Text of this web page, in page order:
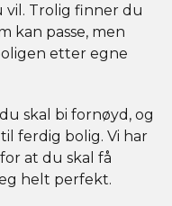
vil. Trolig finner du
kan passe, men
etter egne
skal bi fornøyd, og
ferdig bolig. Vi har
at du skal få
helt perfekt.